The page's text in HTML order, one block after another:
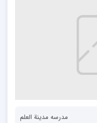
مدرسه مدینة العلم